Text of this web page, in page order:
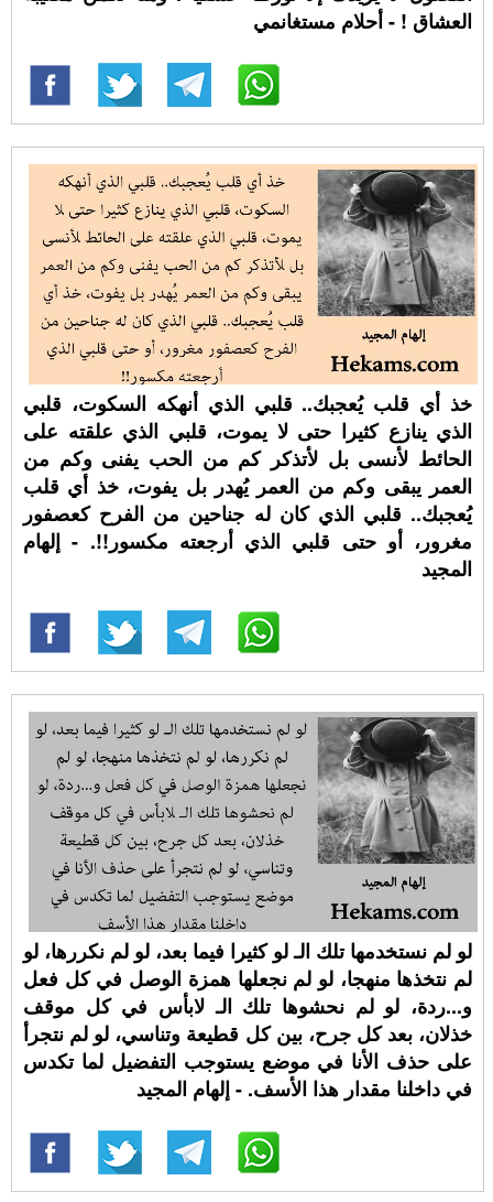
العشاق ! - أحلام مستغانمي
خذ أي قلب يُعجبك.. قلبي الذي أنهكه السكوت، قلبي
الذي ينازع كثيرا حتى لا يموت، قلبي الذي علقته على
الحائط لأنسى بل لأتذكر كم من الحب يفنى وكم من
العمر يبقى وكم من العمر يُهدر بل يفوت، خذ أي قلب
يُعجبك.. قلبي الذي كان له جناحين من الفرح كعصفور
مغرور، أو حتى قلبي الذي أرجعته مكسور!!. - إلهام
المجيد
لو لم نستخدمها تلك الـ لو كثيرا فيما بعد، لو لم نكررها، لو
لم نتخذها منهجا، لو لم نجعلها همزة الوصل في كل فعل
و...ردة، لو لم نحشوها تلك الـ لابأس في كل موقف
خذلان، بعد كل جرح، بين كل قطيعة وتناسي، لو لم نتجرأ
على حذف الأنا في موضع يستوجب التفضيل لما تكدس
في داخلنا مقدار هذا الأسف. - إلهام المجيد